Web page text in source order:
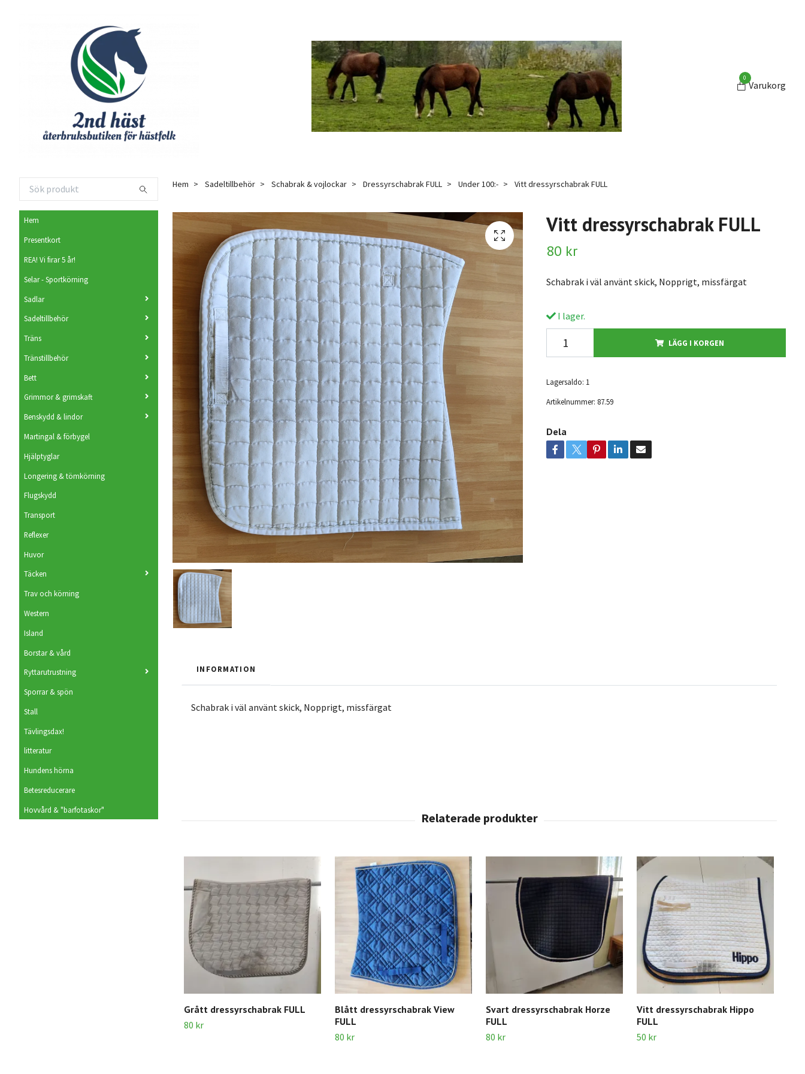
0
Varukorg
Hem
Presentkort
REA! Vi firar 5 år!
Selar - Sportkörning
Sadlar
Sadeltillbehör
Träns
Tränstillbehör
Bett
Grimmor & grimskaft
Benskydd & lindor
Martingal & förbygel
Hjälptyglar
Longering & tömkörning
Flugskydd
Transport
Reflexer
Huvor
Täcken
Trav och körning
Western
Island
Borstar & vård
Ryttarutrustning
Sporrar & spön
Stall
Tävlingsdax!
litteratur
Hundens hörna
Betesreducerare
Hovvård & "barfotaskor"
Hem Sadeltillbehör Schabrak & vojlockar Dressyrschabrak FULL Under 100:- Vitt dressyrschabrak FULL
Vitt dressyrschabrak FULL
80 kr
Schabrak i väl använt skick, Nopprigt, missfärgat
I lager.
LÄGG I KORGEN
Lagersaldo: 1
Artikelnummer: 87.59
Dela
INFORMATION
Schabrak i väl använt skick, Nopprigt, missfärgat
Grått dressyrschabrak FULL
80 kr
Blått dressyrschabrak View
FULL
80 kr
Svart dressyrschabrak Horze
FULL
80 kr
Vitt dressyrschabrak Hippo
FULL
50 kr